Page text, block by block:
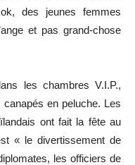
des jeunes femmes
et pas grand-chose
les chambres V.I.P.,
en peluche. Les
ont fait la fête au
« le divertissement de
les officiers de